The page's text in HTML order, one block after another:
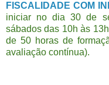
FISCALIDADE COM
iniciar no dia 30 de
sábados das 10h às
de 50 horas de
avaliação contínua).